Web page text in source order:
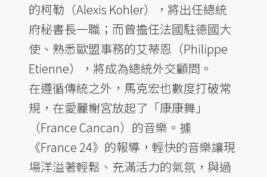
的柯勒（Alexis Kohler），將出任總統
府秘書長一職；而曾擔任法國駐德國大
使、熟悉歐盟事務的艾蒂恩（Philippe
Etienne），將成為總統外交顧問。
在遵循傳統之外，馬克宏也數度打破常
規，在愛麗榭宮放起了「康康舞」
（France Cancan）的音樂。據
《France 24》的報導，輕快的音樂讓現
場洋溢著輕鬆、充滿活力的氣氛，與過